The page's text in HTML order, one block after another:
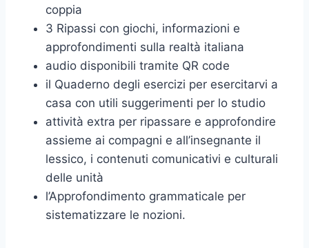
coppia
3 Ripassi con giochi, informazioni e
approfondimenti sulla realtà italiana
audio disponibili tramite QR code
il Quaderno degli esercizi per esercitarvi a
casa con utili suggerimenti per lo studio
attività extra per ripassare e approfondire
assieme ai compagni e all’insegnante il
lessico, i contenuti comunicativi e culturali
delle unità
l’Approfondimento grammaticale per
sistematizzare le nozioni.